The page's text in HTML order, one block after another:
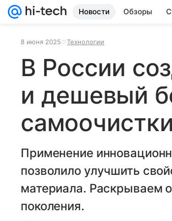
Новости Обзоры
8 июня 2025 Технологии
В России
и дешевый
самоочистки
Применение
позволило улучшить
материала. Раскрываем
поколения.